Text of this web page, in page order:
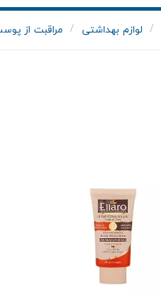
لوازم بهداشتی مراقبت از